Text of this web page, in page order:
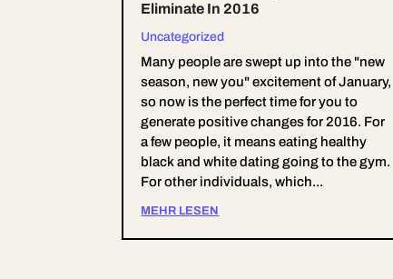
Eliminate In 2016
Uncategorized
Many people are swept up into the "new
season, new you" excitement of January,
so now is the perfect time for you to
generate positive changes for 2016. For
a few people, it means eating healthy
black and white dating going to the gym.
For other individuals, which...
MEHR LESEN